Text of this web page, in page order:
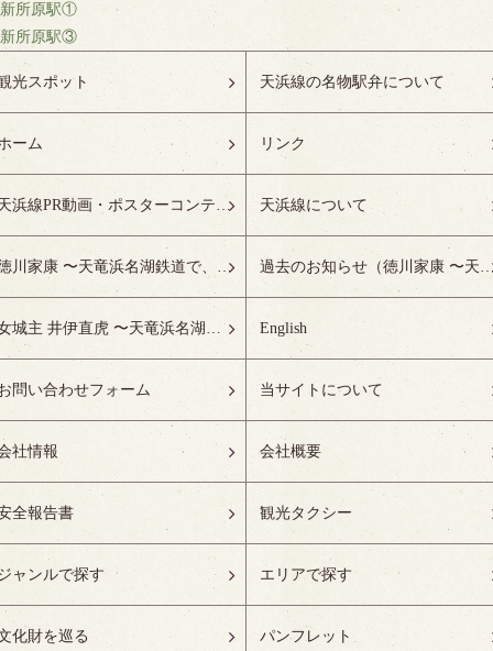
新所原駅①
新所原駅③
光スポット 天浜線の名物駅弁について
ーム リンク
天浜線PR動画・ポスターコンテスト受賞作品特設ページ 天浜線について
徳川家康 〜天竜浜名湖鉄道で、徳川ゆかりの地へ！〜 過去のお知らせ（徳川家康 〜天竜浜名湖鉄道で、
女城主 井伊直虎 〜天竜浜名湖鉄道で、井の国へ！〜 English
問い合わせフォーム 当サイトについて
社情報 会社概要
全報告書 観光タクシー
ャンルで探す エリアで探す
化財を巡る パンフレット